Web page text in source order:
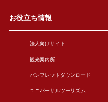
お役立ち情報
法人向けサイト
観光案内所
パンフレットダウンロード
ユニバーサルツーリズム